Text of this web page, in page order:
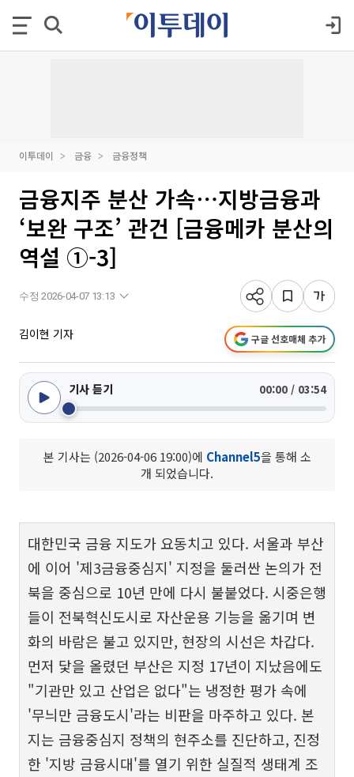
이투데이 금융 금융정책
금융지주 분산 가속⋯지방금융과
‘보완 구조’ 관건 [금융메카 분산의
역설 ①-3]
수정 2026-04-07 13:13
김이현 기자 구글 선호매체 추가
기사 듣기 00:00 / 03:54
본 기사는 (2026-04-06 19:00)에 Channel5을 통해 소
개 되었습니다.
대한민국 금융 지도가 요동치고 있다. 서울과 부산
에 이어 '제3금융중심지' 지정을 둘러싼 논의가 전
북을 중심으로 10년 만에 다시 불붙었다. 시중은행
들이 전북혁신도시로 자산운용 기능을 옮기며 변
화의 바람은 불고 있지만, 현장의 시선은 차갑다.
먼저 닻을 올렸던 부산은 지정 17년이 지났음에도
"기관만 있고 산업은 없다"는 냉정한 평가 속에
'무늬만 금융도시'라는 비판을 마주하고 있다. 본
지는 금융중심지 정책의 현주소를 진단하고, 진정
한 '지방 금융시대'를 열기 위한 실질적 생태계 조